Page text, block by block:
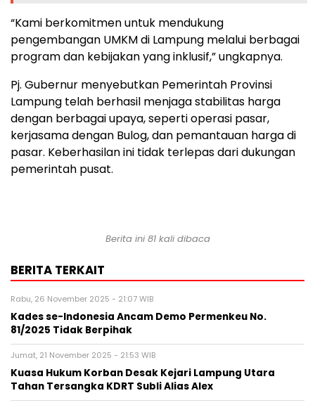
“Kami berkomitmen untuk mendukung
pengembangan UMKM di Lampung melalui berbagai
program dan kebijakan yang inklusif,” ungkapnya.
Pj. Gubernur menyebutkan Pemerintah Provinsi
Lampung telah berhasil menjaga stabilitas harga
dengan berbagai upaya, seperti operasi pasar,
kerjasama dengan Bulog, dan pemantauan harga di
pasar. Keberhasilan ini tidak terlepas dari dukungan
pemerintah pusat.
Berita ini 81 kali dibaca
BERITA TERKAIT
Rabu, 26 November 2025 - 21:07 WIB
Kades se-Indonesia Ancam Demo Permenkeu No.
81/2025 Tidak Berpihak
Jumat, 21 November 2025 - 21:53 WIB
Kuasa Hukum Korban Desak Kejari Lampung Utara
Tahan Tersangka KDRT Subli Alias Alex